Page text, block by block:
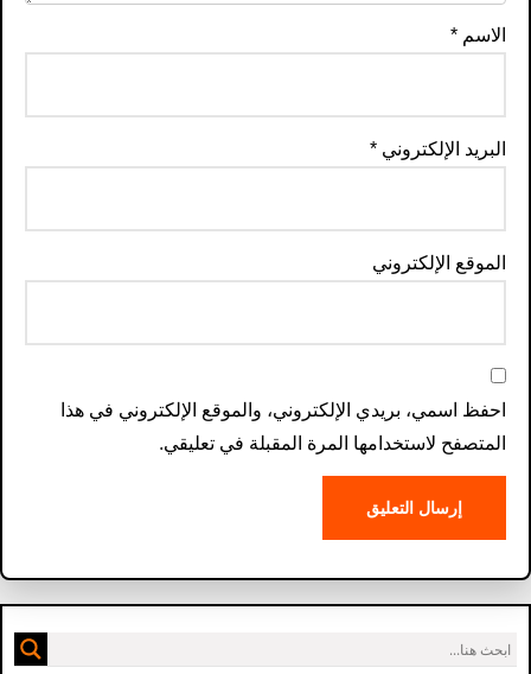
الاسم*
البريد الإلكتروني*
الموقع الإلكتروني
احفظ اسمي، بريدي الإلكتروني، والموقع الإلكتروني في هذا
المتصفح لاستخدامها المرة المقبلة في تعليقي.